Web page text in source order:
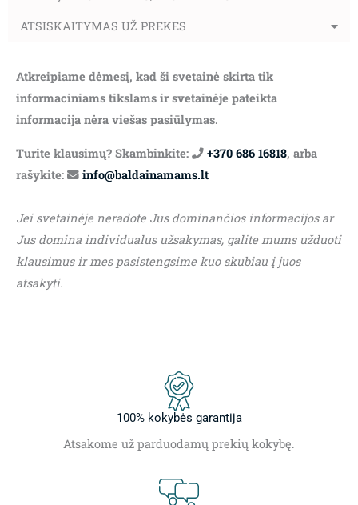
ATSISKAITYMAS UŽ PREKES
Atkreipiame dėmesį, kad ši svetainė skirta tik
informaciniams tikslams ir svetainėje pateikta
informacija nėra viešas pasiūlymas.
Turite klausimų? Skambinkite: +370 686 16818, arba
rašykite:
info@baldainamams.lt
Jei svetainėje neradote Jus dominančios informacijos ar
Jus domina individualus užsakymas, galite mums užduoti
klausimus ir mes pasistengsime kuo skubiau į juos
atsakyti.
100% kokybės garantija
Atsakome už parduodamų prekių kokybę.